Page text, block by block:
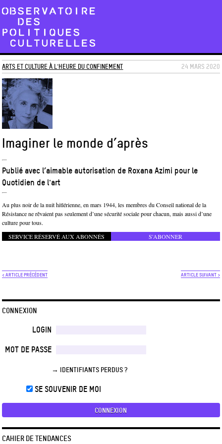
ARTS ET CULTURE À L'HEURE DU CONFINEMENT 24 MARS 2020
Imaginer le monde d’après
Publié avec l’aimable autorisation de Roxana Azimi pour le
Quotidien de l'art
Au plus noir de la nuit hitlérienne, en mars 1944, les membres du Conseil national de la
Résistance ne rêvaient pas seulement d’une sécurité sociale pour chacun, mais aussi d’une
culture pour tous.
SERVICE RÉSERVÉ AUX ABONNÉS
S'ABONNER
ARTICLE SUIVANT >
< ARTICLE PRÉCÉDENT
CONNEXION
LOGIN
MOT DE PASSE
→ IDENTIFIANTS PERDUS ?
SE SOUVENIR DE MOI
CAHIER DE TENDANCES